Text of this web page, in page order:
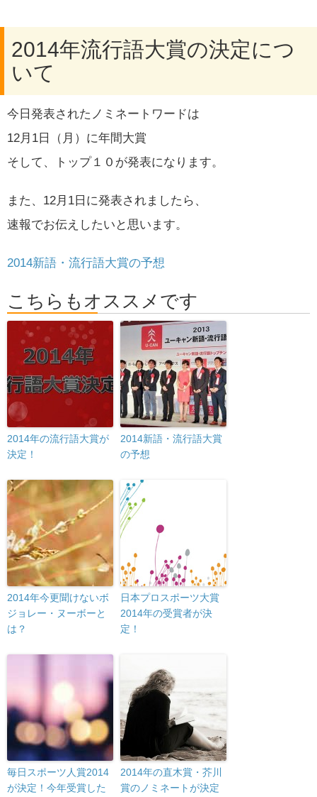
2014年流行語大賞の決定につ
いて
今日発表されたノミネートワードは
12月1日（月）に年間大賞
そして、トップ１０が発表になります。
また、12月1日に発表されましたら、
速報でお伝えしたいと思います。
2014新語・流行語大賞の予想
こちらもオススメです
2014年の流行語大賞が
決定！
2014新語・流行語大賞
の予想
2014年今更聞けないボ
ジョレー・ヌーボーと
は？
日本プロスポーツ大賞
2014年の受賞者が決
定！
毎日スポーツ人賞2014
が決定！今年受賞した
2014年の直木賞・芥川
賞のノミネートが決定